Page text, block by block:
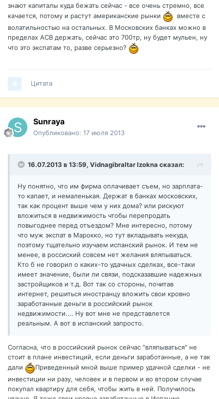
знают капиталы куда бежать сейчас - все очень стремно, все
качается, потому и растут американские рынки
вместе с
волатильностью на остальных. В Московских банках можно в
пределах АСВ держать, сейчас это 700тр, ну будет мульен, ну
что это экспатам то, разве серьезно?
Цитата
Sunraya
Опубликовано: 17 июля 2013
16.07.2013 в 13:59, Vidnagibraltar Izokna сказал:
Ну понятно, что им фирма оплачивает съем, но зарплата-
то капает, и немаленькая. Держат в банках московских,
так как процент выше чем у них дома? или рискуют
вложиться в недвижимость чтобы перепродать
повыгоднее перед отъездом? Мне интересно, потому
что муж экспат в Марокко, но тут вкладывать некуда,
поэтому тщательно изучаем испанский рынок. И тем не
менее, в россиский совсем нет желания вляпываться.
Кто б не говорил о каких-то удачных сделках, все-таки
имеет значение, были ли связи, подсказавшие надежных
застройщиков и т.д. Вот так со стороны, почитав
интернет, решиться иностранцу вложить свои кровно
заработанные деньги в российский рынок
недвижимости.... Ну вот мне не представлется
реальным. А вот в испанский запросто.
Согласна, что в российский рынок сейчас "вляпываться" не
стоит в плане инвестиций, если деньги заработанные, а не так
дали
Приведенный мной выше пример удачной сделки - не
инвестиции ни разу, человек и в первом и во втором случае
покупал квартиру для себя, чтобы жить в ней. Получилось